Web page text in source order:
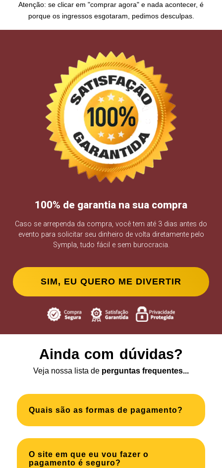
Atenção: se clicar em "comprar agora" e nada acontecer, é
porque os ingressos esgotaram, pedimos desculpas.
100% de garantia na sua compra
Caso se arrependa da compra, você tem até 3 dias antes do
evento para solicitar seu dinheiro de volta diretamente pelo
Sympla, tudo fácil e sem burocracia.
SIM, EU QUERO ME DIVERTIR
Ainda com dúvidas?
Veja nossa lista de perguntas frequentes...
Quais são as formas de pagamento?
O site em que eu vou fazer o
pagamento é seguro?